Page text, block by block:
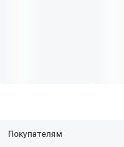
Покупателям